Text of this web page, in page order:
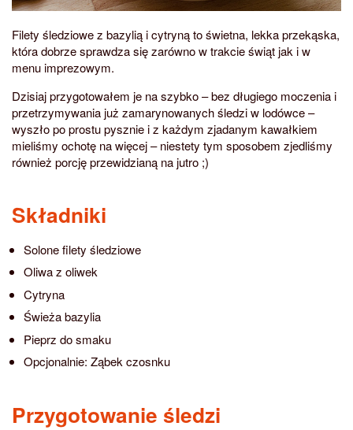
Filety śledziowe z bazylią i cytryną to świetna, lekka przekąska,
która dobrze sprawdza się zarówno w trakcie świąt jak i w
menu imprezowym.
Dzisiaj przygotowałem je na szybko – bez długiego moczenia i
przetrzymywania już zamarynowanych śledzi w lodówce –
wyszło po prostu pysznie i z każdym zjadanym kawałkiem
mieliśmy ochotę na więcej – niestety tym sposobem zjedliśmy
również porcję przewidzianą na jutro ;)
Składniki
Solone filety śledziowe
Oliwa z oliwek
Cytryna
Świeża bazylia
Pieprz do smaku
Opcjonalnie: Ząbek czosnku
Przygotowanie śledzi